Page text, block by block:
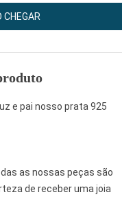
CHEGAR
e pai nosso prata 925
as nossas peças são
de receber uma joia